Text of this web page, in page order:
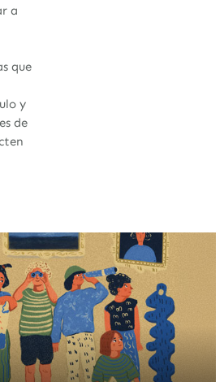
a
que
y
de